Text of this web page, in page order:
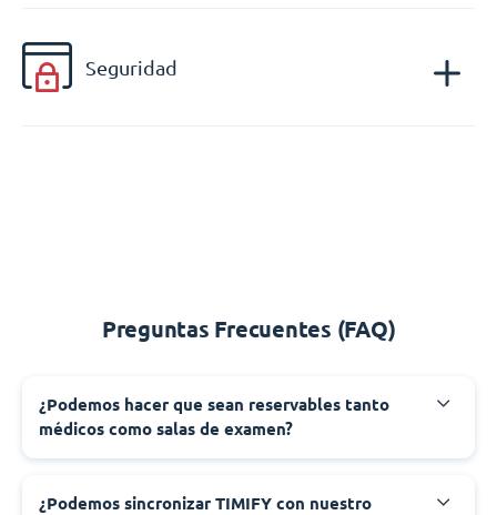
Seguridad
Preguntas Frecuentes (FAQ)
¿Podemos hacer que sean reservables tanto
médicos como salas de examen?
¿Podemos sincronizar TIMIFY con nuestro